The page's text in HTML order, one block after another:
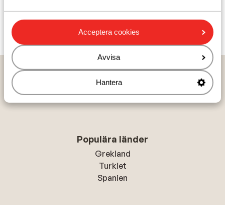
Acceptera cookies
Avvisa
Hantera
Hem Solresor Turkiet Marmariskusten
Marmaris
Caprea Hotel
Populära länder
Grekland
Turkiet
Spanien